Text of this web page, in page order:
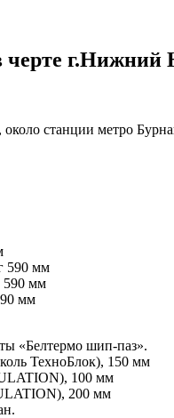
г.Нижний
станции метро
590 мм
590 мм
мм
«Белтермо шип-паз».
ТехноБлок), 150 мм
100 мм
200 мм